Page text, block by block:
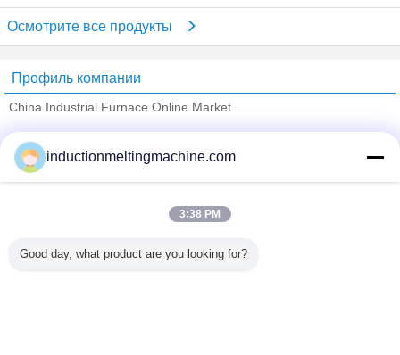
Осмотрите все продукты
Профиль компании
China Industrial Furnace Online Market
Trust Seal
Verified Suplier
Все продукты
inductionmeltingmachine.com
3:38 PM
Good day, what product are you looking for?